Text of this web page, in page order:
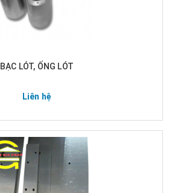
BẠC LÓT, ỐNG LÓT
Liên hệ